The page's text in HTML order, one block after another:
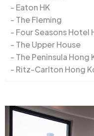
Eaton HK
The Fleming
Four Seasons Hotel
The Upper House
The Peninsula Hong
Ritz-Carlton Hong